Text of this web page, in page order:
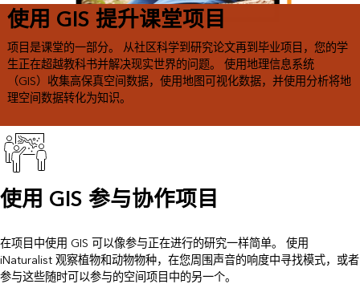
使用 GIS 提升课堂项目
项目是课堂的一部分。 从社区科学到研究论文再到毕业项目，您的学
生正在超越教科书并解决现实世界的问题。 使用地理信息系统
（GIS）收集高保真空间数据，使用地图可视化数据，并使用分析将地
理空间数据转化为知识。
使用 GIS 参与协作项目
在项目中使用 GIS 可以像参与正在进行的研究一样简单。 使用
iNaturalist 观察植物和动物物种，在您周围声音的响度中寻找模式，或者
参与这些随时可以参与的空间项目中的另一个。